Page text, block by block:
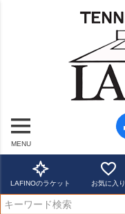
MENU
LAFINOのラケット お気に入り